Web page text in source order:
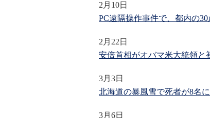
2月10日
PC遠隔操作事件で、都内の
2月22日
安倍首相がオバマ米大統領と
3月3日
北海道の暴風雪で死者が8名に
3月6日